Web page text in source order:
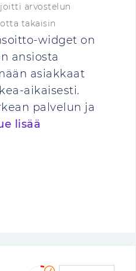
arvostelun
takaisin
widget on
ansiosta
asiakkaat
aikaisesti.
palvelun ja
lisää